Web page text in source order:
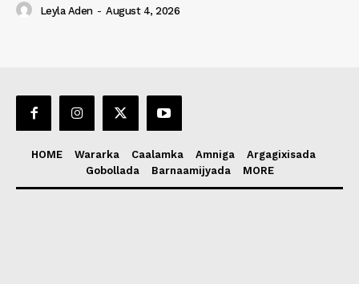
Leyla Aden - August 4, 2026
HOME Wararka Caalamka Amniga
Argagixisada
Gobollada
Barnaamijyada MORE